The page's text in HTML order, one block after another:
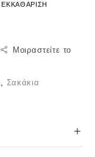
ΕΚΚΑΘΆΡΙΣΗ
Μοιραστείτε το
, Σακάκια